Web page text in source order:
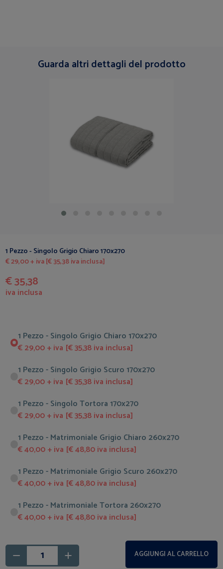
Guarda altri dettagli del prodotto
1 Pezzo - Singolo Grigio Chiaro 170x270
€ 29,00 + iva [€ 35,38 iva inclusa]
€ 35,38
iva inclusa
1 Pezzo - Singolo Grigio Chiaro 170x270
€ 29,00 + iva [€ 35,38 iva inclusa]
1 Pezzo - Singolo Grigio Scuro 170x270
€ 29,00 + iva [€ 35,38 iva inclusa]
1 Pezzo - Singolo Tortora 170x270
€ 29,00 + iva [€ 35,38 iva inclusa]
1 Pezzo - Matrimoniale Grigio Chiaro 260x270
€ 40,00 + iva [€ 48,80 iva inclusa]
1 Pezzo - Matrimoniale Grigio Scuro 260x270
€ 40,00 + iva [€ 48,80 iva inclusa]
1 Pezzo - Matrimoniale Tortora 260x270
€ 40,00 + iva [€ 48,80 iva inclusa]
AGGIUNGI AL CARRELLO